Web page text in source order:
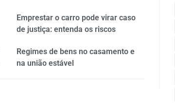
Emprestar o carro pode virar caso
de justiça: entenda os riscos
Regimes de bens no casamento e
na união estável